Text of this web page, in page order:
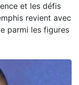
et les défis
revient avec
parmi les figures